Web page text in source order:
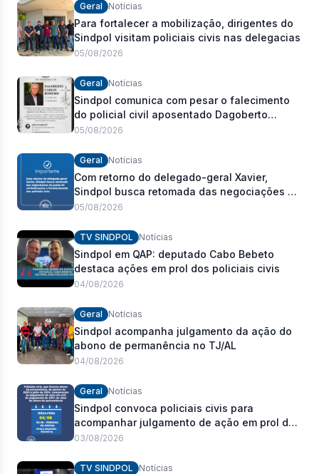
Geral Notícias
Para fortalecer a mobilização, dirigentes do
Sindpol visitam policiais civis nas delegacias
05/08/2026
Geral Notícias
Sindpol comunica com pesar o falecimento
do policial civil aposentado Dagoberto
Carlos Romeiro
05/08/2026
Geral Notícias
Com retorno do delegado-geral Xavier,
Sindpol busca retomada das negociações da
pauta de reivindicações e fortalecimento dos
05/08/2026
TV SINDPOL Notícias
Sindpol em QAP: deputado Cabo Bebeto
destaca ações em prol dos policiais civis
04/08/2026
Geral Notícias
Sindpol acompanha julgamento da ação do
abono de permanência no TJ/AL
04/08/2026
Geral Notícias
Sindpol convoca policiais civis para
acompanhar julgamento de ação em prol do
pagamento de 100% do abono de
03/08/2026
TV SINDPOL Notícias